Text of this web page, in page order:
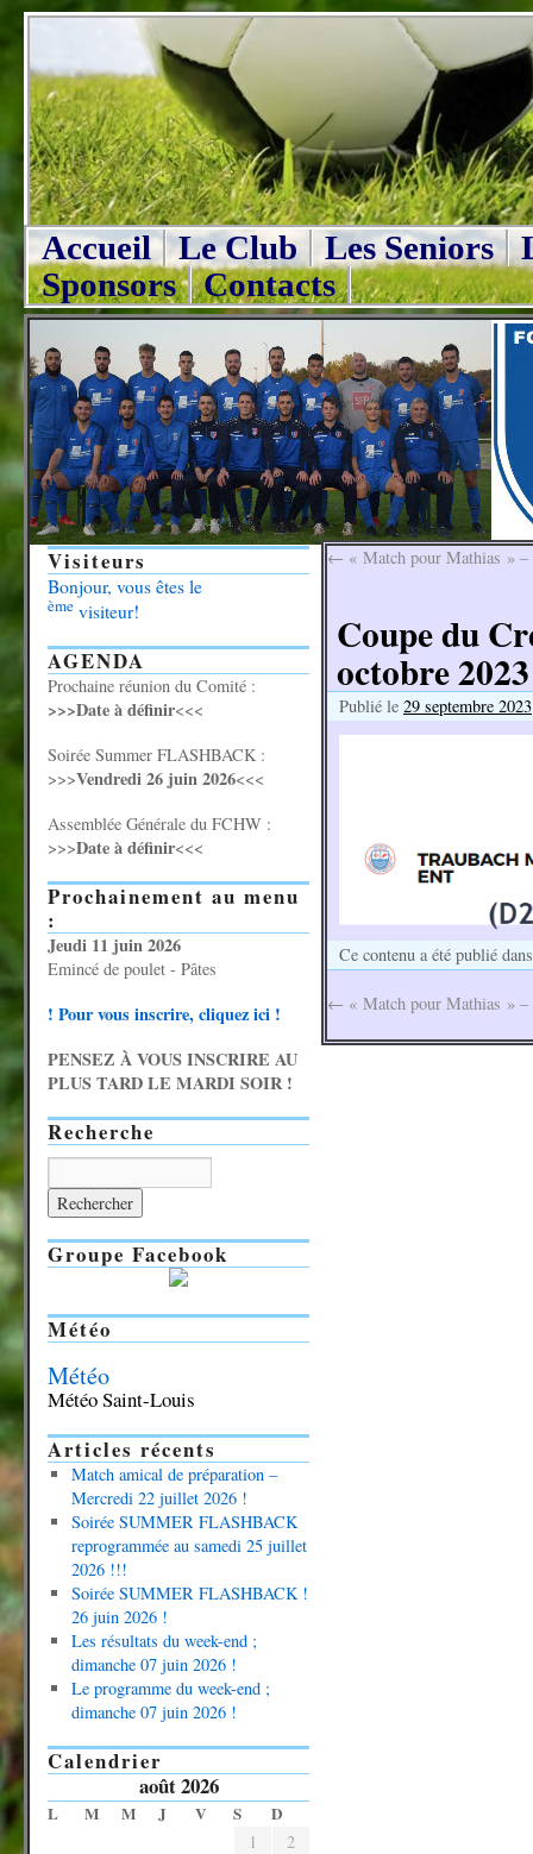
Accueil Le Club Les Seniors
Sponsors
Contacts
← « Match pour Mathias »
Coupe du
octobre
Publié le 29 septembre 2023
Ce contenu a été publié
← « Match pour Mathias »
Visiteurs
Bonjour, vous êtes le
ème visiteur!
AGENDA
Prochaine réunion du Comité :
>>>Date à définir<<<
Soirée Summer FLASHBACK :
>>>Vendredi 26 juin 2026<<<
Assemblée Générale du FCHW :
>>>Date à définir<<<
Prochainement au menu
:
Jeudi 11 juin 2026
Emincé de poulet - Pâtes
! Pour vous inscrire, cliquez ici !
PENSEZ À VOUS INSCRIRE AU
PLUS TARD LE MARDI SOIR !
Recherche
Groupe Facebook
Météo
Météo
Météo Saint-Louis
Articles récents
Match amical de préparation –
Mercredi 22 juillet 2026 !
Soirée SUMMER FLASHBACK
reprogrammée au samedi 25 juillet
2026 !!!
Soirée SUMMER FLASHBACK !
26 juin 2026 !
Les résultats du week-end ;
dimanche 07 juin 2026 !
Le programme du week-end ;
dimanche 07 juin 2026 !
Calendrier
août 2026
L M M J V S D
1
2